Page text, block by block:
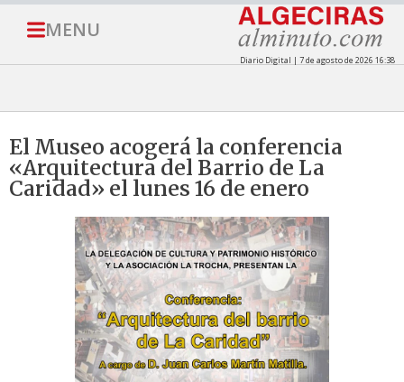
MENU
Diario Digital | 7 de agosto de 2026 16:38
El Museo acogerá la conferencia
«Arquitectura del Barrio de La
Caridad» el lunes 16 de enero